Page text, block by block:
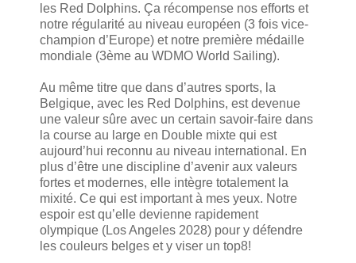
les Red Dolphins. Ça récompense nos efforts et
notre régularité au niveau européen (3 fois vice-
champion d’Europe) et notre première médaille
mondiale (3ème au WDMO World Sailing).
Au même titre que dans d’autres sports, la
Belgique, avec les Red Dolphins, est devenue
une valeur sûre avec un certain savoir-faire dans
la course au large en Double mixte qui est
aujourd’hui reconnu au niveau international. En
plus d’être une discipline d’avenir aux valeurs
fortes et modernes, elle intègre totalement la
mixité. Ce qui est important à mes yeux. Notre
espoir est qu’elle devienne rapidement
olympique (Los Angeles 2028) pour y défendre
les couleurs belges et y viser un top8!